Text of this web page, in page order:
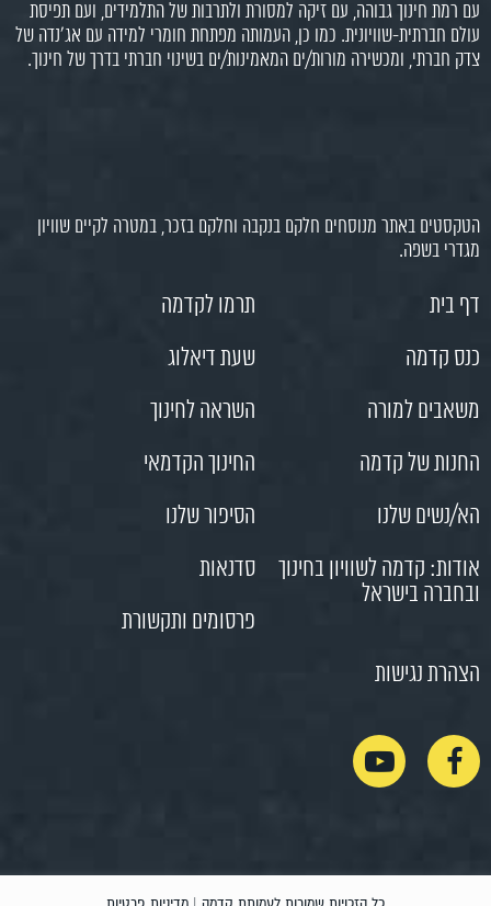
עם רמת חינוך גבוהה, עם זיקה למסורת ולתרבות של התלמידים, ועם תפיסת
עולם חברתית-שוויונית. כמו כן, העמותה מפתחת חומרי למידה עם אג'נדה של
צדק חברתי, ומכשירה מורות/ים המאמינות/ים בשינוי חברתי בדרך של חינוך.
הטקסטים באתר מנוסחים חלקם בנקבה וחלקם בזכר, במטרה לקיים שוויון
מגדרי בשפה.
דף בית
תרמו לקדמה
כנס קדמה
שעת דיאלוג
משאבים למורה
השראה לחינוך
החנות של קדמה
החינוך הקדמאי
הא/נשים שלנו
הסיפור שלנו
אודות: קדמה לשוויון בחינוך
ובחברה בישראל
סדנאות
פרסומים ותקשורת
הצהרת נגישות